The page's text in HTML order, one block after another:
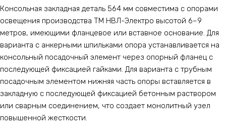
Консольная закладная деталь 564 мм совместима с опорами
освещения производства ТМ НВЛ-Электро высотой 6–9
метров, имеющими фланцевое или вставное основание. Для
варианта с анкерными шпильками опора устанавливается на
консольный посадочный элемент через опорный фланец с
последующей фиксацией гайками. Для варианта с трубным
посадочным элементом нижняя часть опоры вставляется в
закладную с последующей фиксацией бетонным раствором
или сварным соединением, что создает монолитный узел
повышенной жесткости.